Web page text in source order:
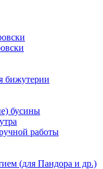
бижутерии
бусины
работы
(для Пандора и др.)